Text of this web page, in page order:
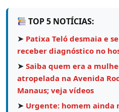
TOP 5 NOTÍCIAS:
➤ Patixa Teló desmaia e
receber diagnóstico no
➤ Saiba quem era a
atropelada na Avenida
Manaus; veja vídeos
➤ Urgente: homem ainda